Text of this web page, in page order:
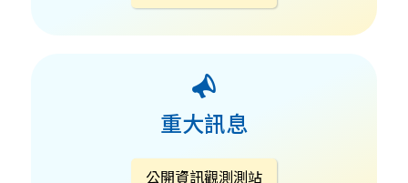
重大訊息
公開資訊觀測測站